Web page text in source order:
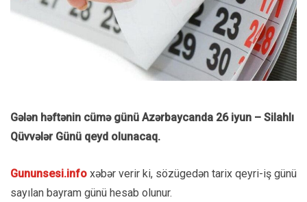
Gələn həftənin cümə günü Azərbaycanda 26 iyun – Silahlı
Qüvvələr Günü qeyd olunacaq.
Gununsesi.info xəbər verir ki, sözügedən tarix qeyri-iş günü
sayılan bayram günü hesab olunur.